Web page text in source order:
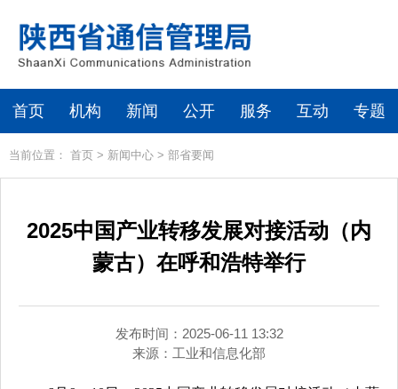
首页 机构 新闻 公开 服务 互动 专题
当前位置： 首页 > 新闻中心 > 部省要闻
2025中国产业转移发展对接活动（内
蒙古）在呼和浩特举行
发布时间：2025-06-11 13:32
来源： 工业和信息化部